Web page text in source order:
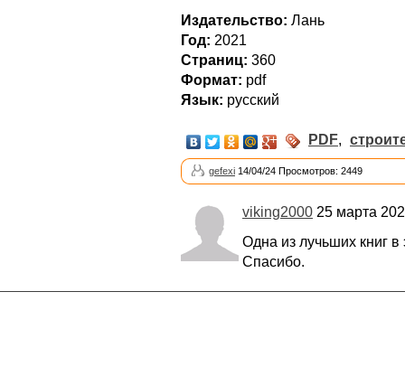
Издательство: Лань
Год: 2021
Cтраниц: 360
Формат: pdf
Язык: русский
PDF,
gefexi 14/04/24 Просмотров: 2449
viking2000 25 марта
Одна из лучьших книг в
Спасибо.